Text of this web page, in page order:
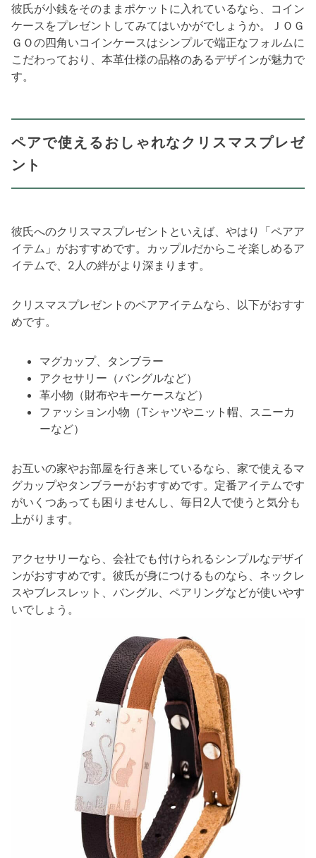
彼氏が小銭をそのままポケットに入れているなら、コイン
ケースをプレゼントしてみてはいかがでしょうか。ＪＯＧ
ＧＯの四角いコインケースはシンプルで端正なフォルムに
こだわっており、本革仕様の品格のあるデザインが魅力で
す。
ペアで使えるおしゃれなクリスマスプレゼ
ント
彼氏へのクリスマスプレゼントといえば、やはり「ペアア
イテム」がおすすめです。カップルだからこそ楽しめるア
イテムで、2人の絆がより深まります。
クリスマスプレゼントのペアアイテムなら、以下がおすす
めです。
マグカップ、タンブラー
アクセサリー（バングルなど）
革小物（財布やキーケースなど）
ファッション小物（Tシャツやニット帽、スニーカ
ーなど）
お互いの家やお部屋を行き来しているなら、家で使えるマ
グカップやタンブラーがおすすめです。定番アイテムです
がいくつあっても困りませんし、毎日2人で使うと気分も
上がります。
アクセサリーなら、会社でも付けられるシンプルなデザイ
ンがおすすめです。彼氏が身につけるものなら、ネックレ
スやブレスレット、バングル、ペアリングなどが使いやす
いでしょう。